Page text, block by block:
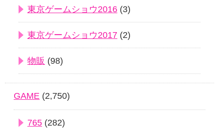
東京ゲームショウ2016 (3)
東京ゲームショウ2017 (2)
物販 (98)
GAME (2,750)
765 (282)